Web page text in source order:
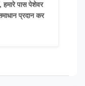
पास पेशेवर
प्रदान कर